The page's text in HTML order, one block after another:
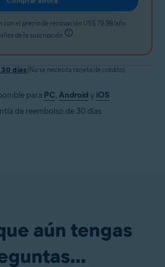
con el precio de renovación US$ 79.99/año.
de la suscripción
días(No se necesita tarjeta de crédito)
para PC, Android y iOS
de reembolso de 30 días
aún tengas